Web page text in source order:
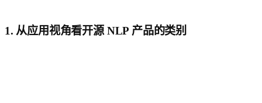
1. 从应用视角看开源 NLP 产品的类别